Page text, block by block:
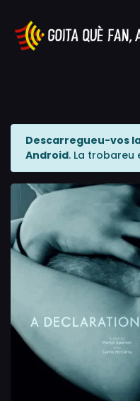
Descarregueu-vos
Android. La trobareu